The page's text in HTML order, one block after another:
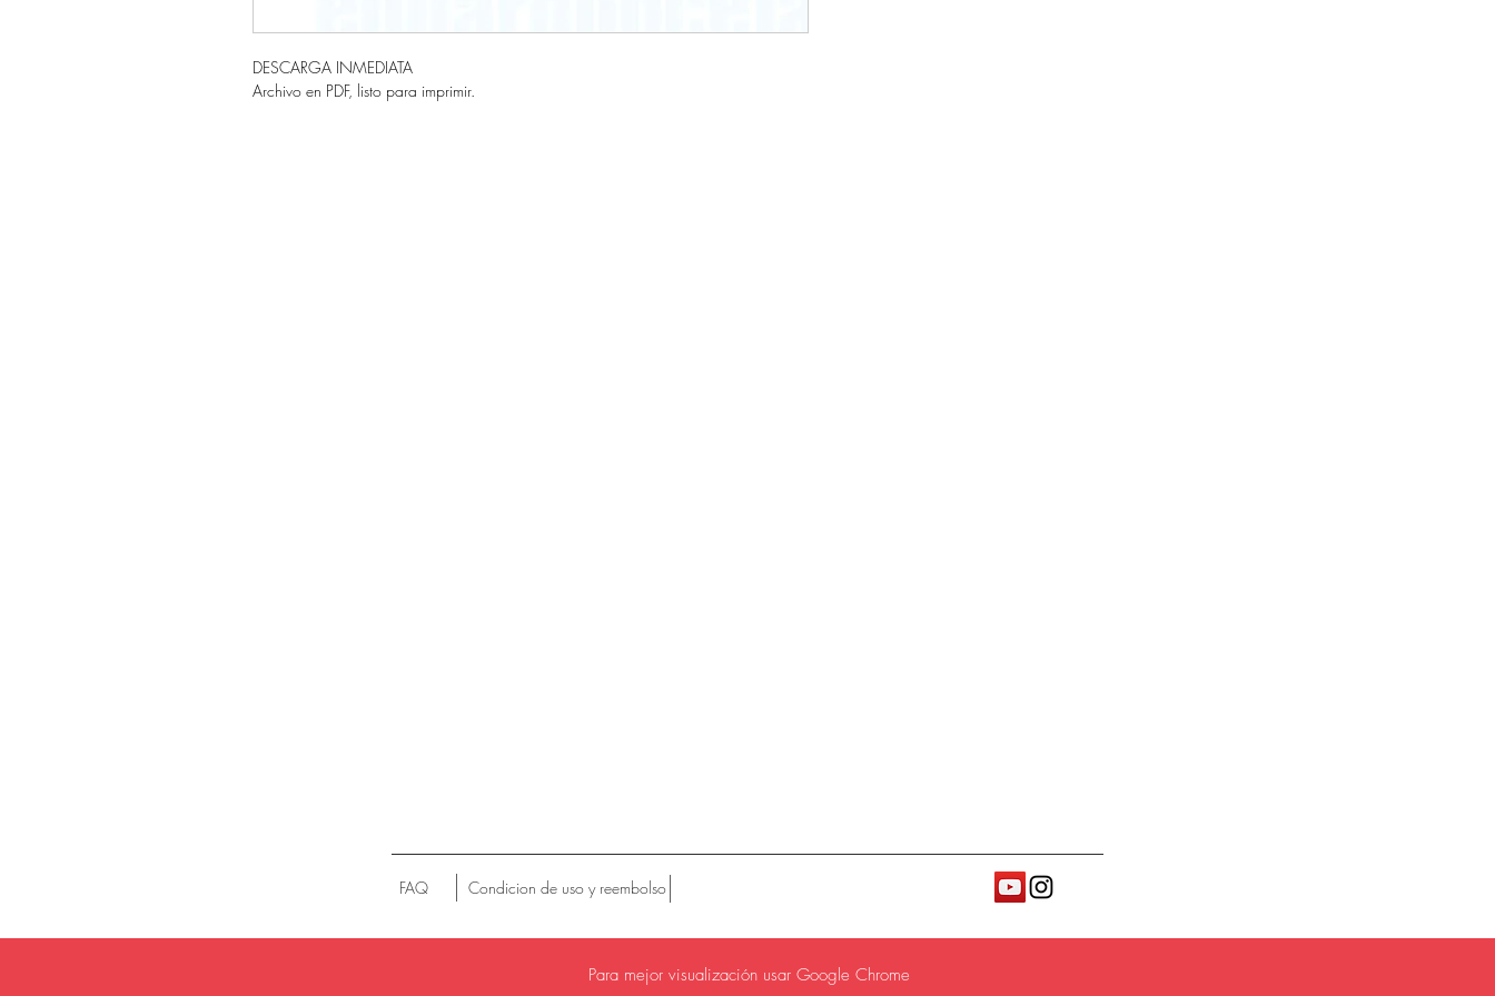
DESCARGA INMEDIATA
Archivo en PDF, listo para imprimir.
FAQ Condicion de uso y reembolso
Para mejor visualización usar Google Chrome